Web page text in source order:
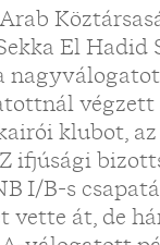
El Hadid
klubot,
ifjúsági
I/B-s
vette át, de